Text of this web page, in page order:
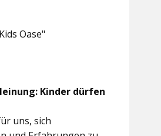
Oase"
Kinder dürfen
uns, sich